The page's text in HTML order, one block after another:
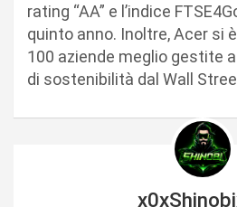
rating “AA” e l’indice
quinto anno. Inoltre, Acer si
100 aziende meglio gestite
di sostenibilità dal Wall